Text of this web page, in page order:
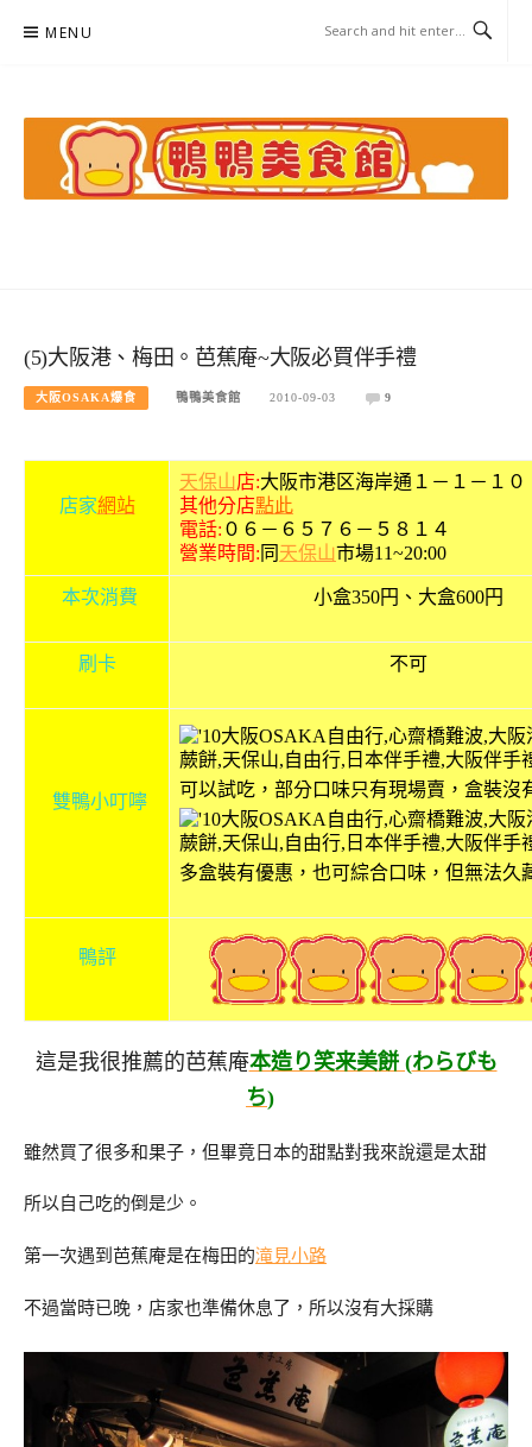
MENU
(5)大阪港、梅田。芭蕉庵~大阪必買伴手禮
大阪OSAKA爆食 鴨鴨美食館 2010-09-03 9
店家網站
天保山店:大阪市港区海岸通１－１－１０
其他分店點此
電話: ０６－６５７６－５８１４
營業時間: 同 天保山市場11~20:00
本次消費 小盒350円、大盒600円
刷卡 不可
雙鴨小叮嚀
可以試吃，部分口味只有現場賣，盒裝沒
多盒裝有優惠，也可綜合口味，但無法久
鴨評
這是我很推薦的芭蕉庵本造り笑来美餅 (わらびも
ち)
雖然買了很多和果子，但畢竟日本的甜點對我來說還是太甜
所以自己吃的倒是少。
第一次遇到芭蕉庵是在梅田的滝見小路
不過當時已晚，店家也準備休息了，所以沒有大採購